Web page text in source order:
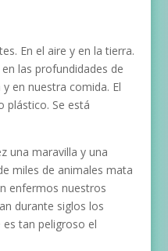
En el aire y en la tierra.
las profundidades de
en nuestra comida. El
plástico. Se está
una maravilla y una
miles de animales mata
enfermos nuestros
durante siglos los
es tan peligroso el